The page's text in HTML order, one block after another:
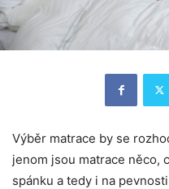
Výběr matrace by se
jenom jsou matrace něco,
spánku a tedy i na